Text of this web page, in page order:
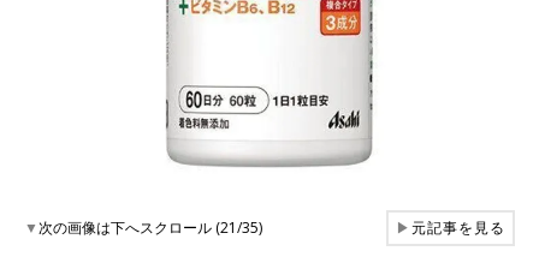
▼次の画像は下へスクロール (21/35) ▶元記事を見る